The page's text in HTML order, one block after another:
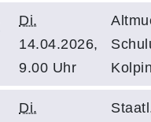
Di.
14.04.2026,
9.00 Uhr
Di.